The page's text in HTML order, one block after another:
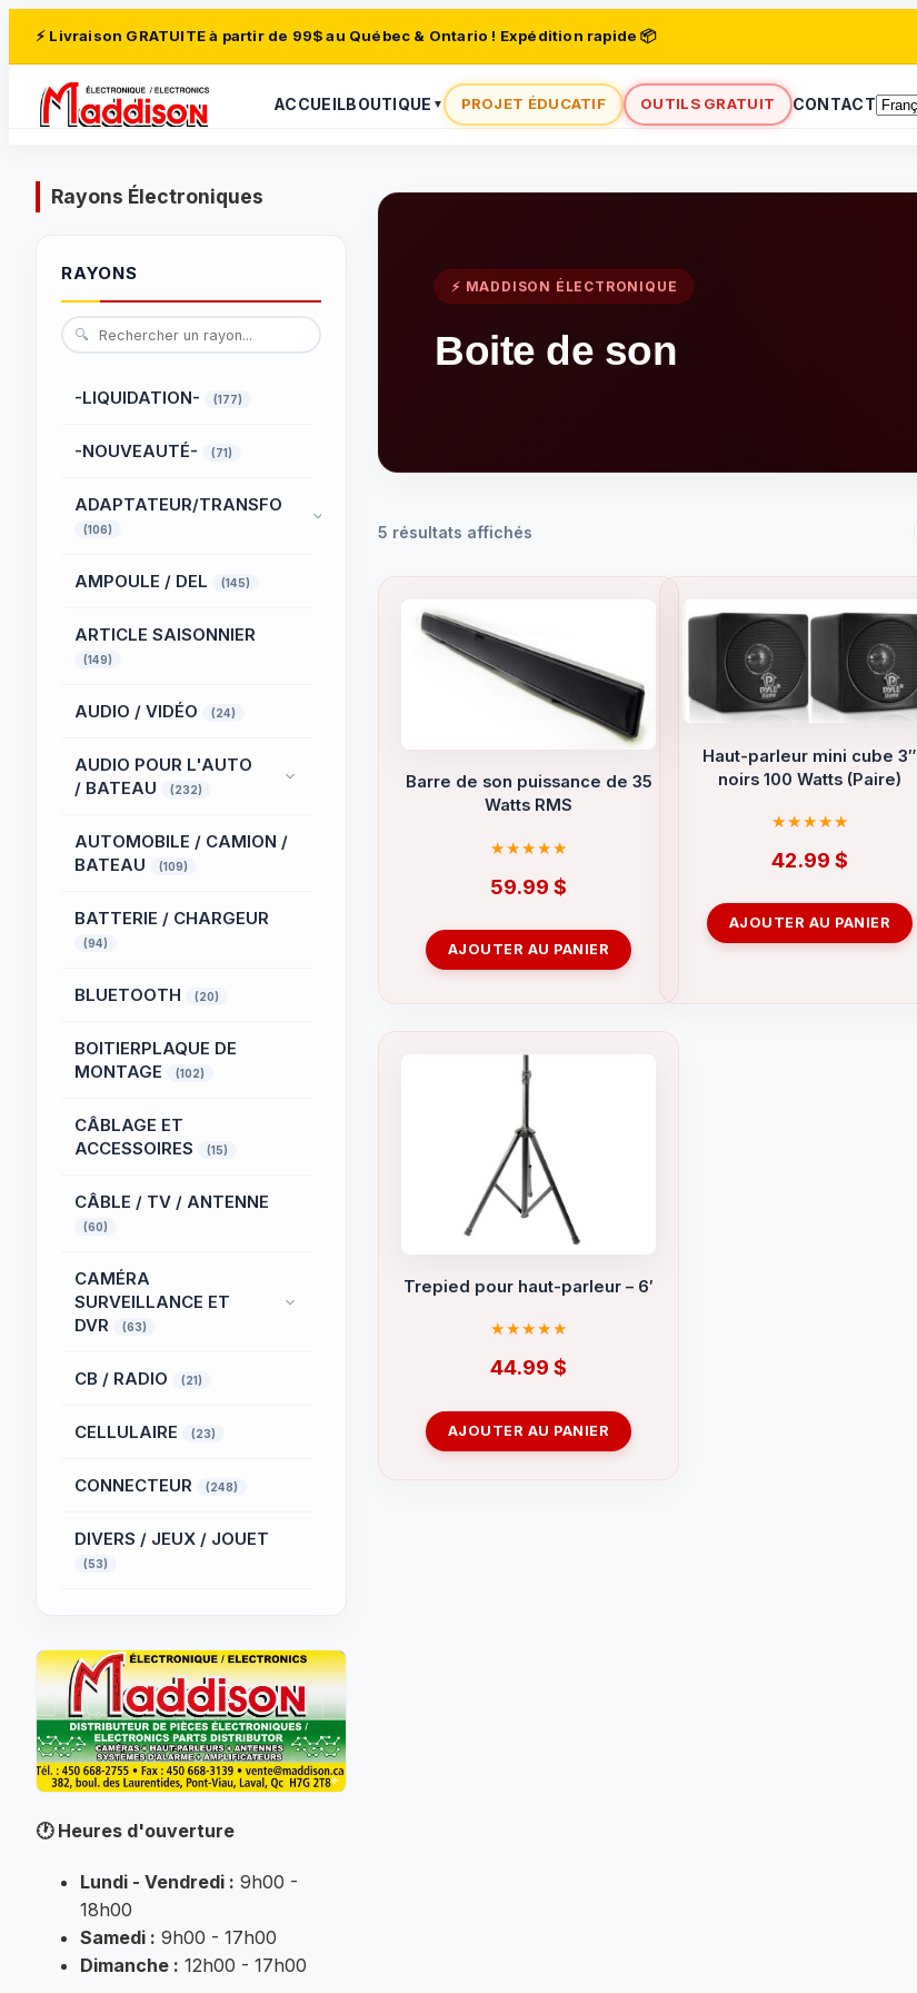
⚡ Livraison GRATUITE à partir de 99$ au Québec & Ontario ! Expédition rapide 📦
ACCUEILBOUTIQUE ▼ PROJET ÉDUCATIF OUTILS GRATUIT CONTACT
Rayons Électroniques
RAYONS
🔍
-LIQUIDATION- (177)
-NOUVEAUTÉ- (71)
ADAPTATEUR/TRANSFO
(106)
AMPOULE / DEL (145)
ARTICLE SAISONNIER
(149)
AUDIO / VIDÉO (24)
AUDIO POUR L'AUTO
/ BATEAU
(232)
AUTOMOBILE / CAMION /
BATEAU
(109)
BATTERIE / CHARGEUR
(94)
BLUETOOTH (20)
BOITIERPLAQUE DE
MONTAGE
(102)
CÂBLAGE ET
ACCESSOIRES
(15)
CÂBLE / TV / ANTENNE
(60)
CAMÉRA
SURVEILLANCE ET
DVR
(63)
CB / RADIO (21)
CELLULAIRE (23)
CONNECTEUR (248)
DIVERS / JEUX / JOUET
(53)
ÉLECTRIQUE (52)
Électronique (32)
FER A SOUDER
MUSIQUE
Non classé (7007)
🕐Heures d'ouverture
Lundi - Vendredi : 9h00 -
18h00
Samedi : 9h00 - 17h00
Dimanche : 12h00 - 17h00
⚡ MADDISON ÉLECTRONIQUE
Boite de son
5 résultats affichés
Barre de son puissance de 35
Watts RMS
59.99 $
AJOUTER AU PANIER
Haut-parleur mini cube 3″
noirs 100 Watts (Paire)
42.99 $
AJOUTER AU PANIER
Trepied pour haut-parleur – 6′
44.99 $
AJOUTER AU PANIER